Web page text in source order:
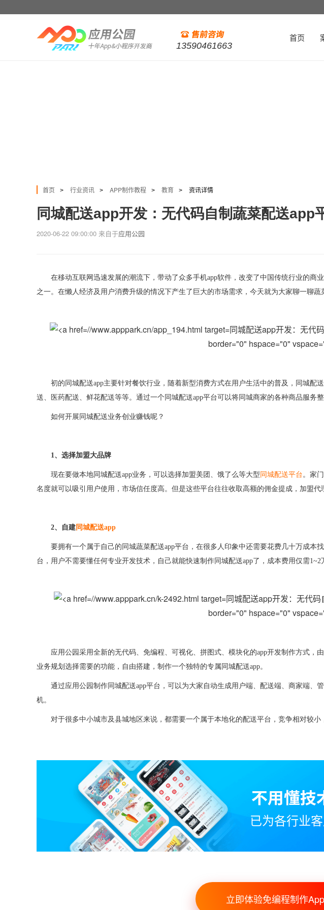
13590461663
首页
首页 > 行业资讯 > APP制作教程 > 教育 > 资讯详情
同城配送app开发：无代码自制蔬菜配送app
2020-06-22 09:00:00 来自于应用公园
在移动互联网迅速发展的潮流下，带动了众多手机app软件，改变了中国传统行业的商
之一。在懒人经济及用户消费升级的情况下产生了巨大的市场需求，今天就为大家聊一聊蔬
同城配送app开发：无代
border="0" hspace="0"
初的同城配送app主要针对餐饮行业，随着新型消费方式在用户生活中的普及，同城配
送、 医药配送、 鲜花配送等等。通过一个同城配送app平台可以将 同城商家的各种商品服务
如何开展同城配送业务创业赚钱呢？
1、 选择加盟大品牌
现在要做本地同城配送app业务 ， 可以选择加盟美团 、饿了么等大型 同城配送平台。 家门
名度就可以吸引用户使用，市场信任度高。但是这些平台往往收取高额的佣金提成，加盟代
2、 自建 同城配送app
要拥有一个属于自己的同城蔬菜配送app平台，在很多人印象中还需要花费几十万成本
台，用户不需要懂任何专业开发技术，自己就能快速制作同城配送app了，成本费用仅需1~2
同城配送app开发：无代
border="0" hspace="0"
应用公园采用全新的无代码、 免编程、可视化、 拼图式、 模块化的app开发制作方式，
业务规划选择需要的功能，自由搭建，制作一个独特的专属同城配送app。
通过应用公园 制作 同城配送app平台 ， 可以为大家自动生成用户端、 配送端、 商家端、
机。
对于很多中小城市及县城地区来说，都需要一个属于本地化的配送平台，竞争相对较小
已为各行业
立即体验免编程制作App